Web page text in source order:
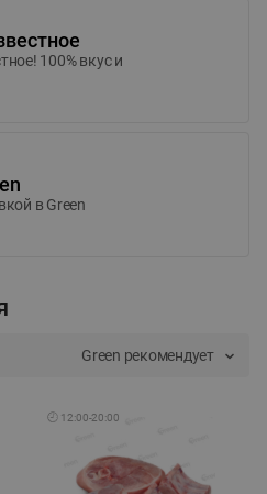
100% вкус и
в Green
Green рекомендует
🕘 12:00-20:00